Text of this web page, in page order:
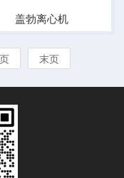
盖勃离心机
末页